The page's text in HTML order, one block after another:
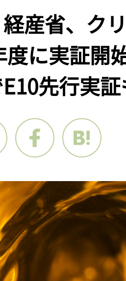
経産省、ク
度に実証開
先行実